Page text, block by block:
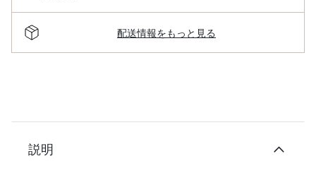
配送情報をもっと見る
説明